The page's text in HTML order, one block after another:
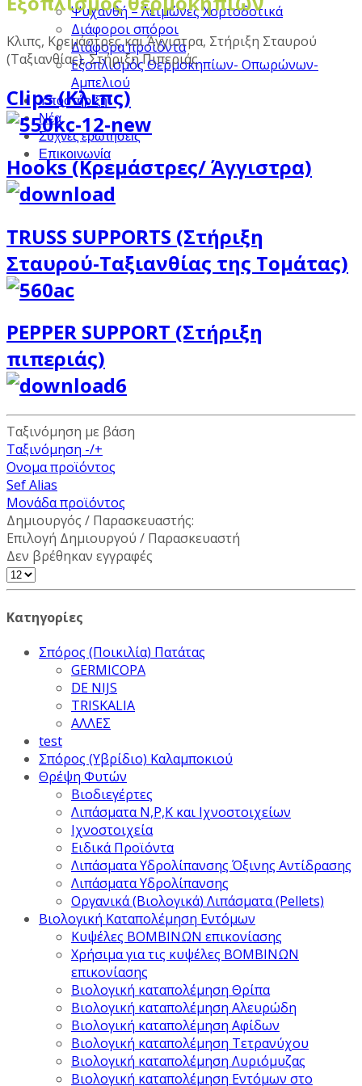
Ψυχανθή – Λειμώνες Χορτοδοτικά
Διάφοροι σπόροι
Διάφορα προϊόντα
Εξοπλισμός Θερμοκηπίων- Οπωρώνων-
Αμπελιού
Υποστήριξη
Νέα
Συχνές ερωτήσεις
Επικοινωνία
Κλιπς, Κρεμάστρες και Άγγιστρα, Στήριξη Σταυρού
(Ταξιανθίας), Στήριξη Πιπεριάς
Clips (Κλιπς)
Hooks (Κρεμάστρες/ Άγγιστρα)
TRUSS SUPPORTS (Στήριξη
Σταυρού-Ταξιανθίας της Τομάτας)
PEPPER SUPPORT (Στήριξη
πιπεριάς)
Ταξινόμηση με βάση
Ταξινόμηση -/+
Ονομα προϊόντος
Sef Alias
Μονάδα προϊόντος
Δημιουργός / Παρασκευαστής:
Επιλογή Δημιουργού / Παρασκευαστή
Δεν βρέθηκαν εγγραφές
Κατηγορίες
Σπόρος (Ποικιλία) Πατάτας
GERMICOPA
DE NIJS
TRISKALIA
ΑΛΛΕΣ
test
Σπόρος (Υβρίδιο) Καλαμποκιού
Θρέψη Φυτών
Βιοδιεγέρτες
Λιπάσματα Ν,Ρ,Κ και Ιχνοστοιχείων
Ιχνοστοιχεία
Ειδικά Προϊόντα
Λιπάσματα Υδρολίπανσης Όξινης Αντίδρασης
Λιπάσματα Υδρολίπανσης
Οργανικά (Βιολογικά) Λιπάσματα (Pellets)
Βιολογική Καταπολέμηση Εντόμων
Κυψέλες ΒΟΜΒΙΝΩΝ επικονίασης
Χρήσιμα για τις κυψέλες ΒΟΜΒΙΝΩΝ
επικονίασης
Βιολογική καταπολέμηση Θρίπα
Βιολογική καταπολέμηση Αλευρώδη
Βιολογική καταπολέμηση Αφίδων
Βιολογική καταπολέμηση Τετρανύχου
Βιολογική καταπολέμηση Λυριόμυζας
Βιολογική καταπολέμηση Εντόμων στο